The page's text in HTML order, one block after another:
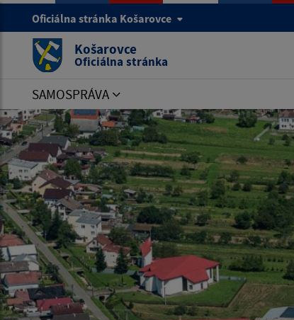
Oficiálna stránka Košarovce
Košarovce
Oficiálna stránka
SAMOSPRÁVA